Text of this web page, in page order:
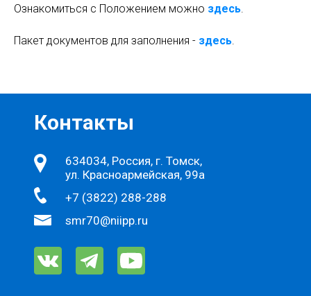
Ознакомиться с Положением можно здесь.
Пакет документов для заполнения - здесь.
634034, Россия, г. Томск,
ул. Красноармейская, 99а
+7 (3822) 288-288
smr70@niipp.ru
Контакты